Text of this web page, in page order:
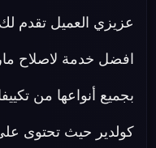
عزيزي العميل تقدم
افضل خدمة لاصلاح
بجميع أنواعها من
كولدير حيث تحتوى